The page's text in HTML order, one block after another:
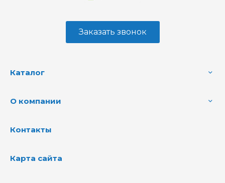
Заказать звонок
Каталог
О компании
Контакты
Карта сайта